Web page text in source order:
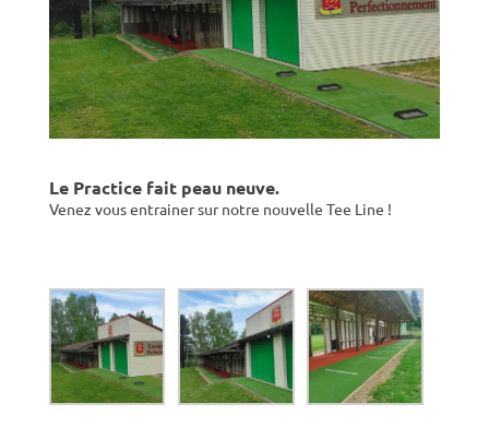
Le Practice fait peau neuve.
Venez vous entrainer sur notre nouvelle Tee Line !